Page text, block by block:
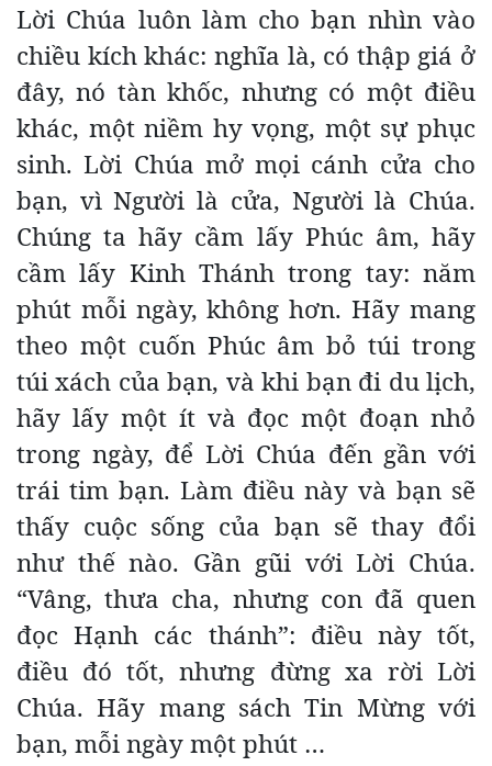
Lời Chúa luôn làm cho bạn nhìn vào
chiều kích khác: nghĩa là, có thập giá ở
đây, nó tàn khốc, nhưng có một điều
khác, một niềm hy vọng, một sự phục
sinh. Lời Chúa mở mọi cánh cửa cho
bạn, vì Người là cửa, Người là Chúa.
Chúng ta hãy cầm lấy Phúc âm, hãy
cầm lấy Kinh Thánh trong tay: năm
phút mỗi ngày, không hơn. Hãy mang
theo một cuốn Phúc âm bỏ túi trong
túi xách của bạn, và khi bạn đi du lịch,
hãy lấy một ít và đọc một đoạn nhỏ
trong ngày, để Lời Chúa đến gần với
trái tim bạn. Làm điều này và bạn sẽ
thấy cuộc sống của bạn sẽ thay đổi
như thế nào. Gần gũi với Lời Chúa.
“Vâng, thưa cha, nhưng con đã quen
đọc Hạnh các thánh”: điều này tốt,
điều đó tốt, nhưng đừng xa rời Lời
Chúa. Hãy mang sách Tin Mừng với
bạn, mỗi ngày một phút …